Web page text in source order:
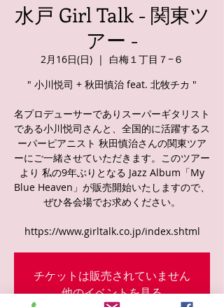
水戸 Girl Talk - 関東ツ
アー -
2月16日(日)
  |
白梅１丁目７−６
" 小川悦司 + 秋田慎治 feat. 北牧チカ "
名プロデューサーでありスーパーギタリスト
である小川悦司さんと、全国的に活躍するス
ーパーピアニスト 秋田慎治さんの関東ツア
ーにご一緒させていただきます。このツアー
より 私の9年ぶりとなる Jazz Album「My
Blue Heaven」が販売開始いたしますので、
ぜひ各会場でお求めください。
https://www.girltalk.co.jp/index.shtml
チケットは販売されていません
他のイベントを見る